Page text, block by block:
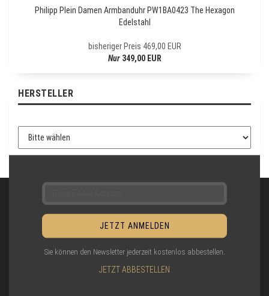
M
U
Philipp Plein Damen Armbanduhr PW1BA0423 The Hexagon
Edelstahl
bisheriger Preis 469,00 EUR
Nur349,00 EUR
HERSTELLER
Sie können den Newsletter jederzeit kostenlos abbestellen.
JETZT ABBESTELLEN